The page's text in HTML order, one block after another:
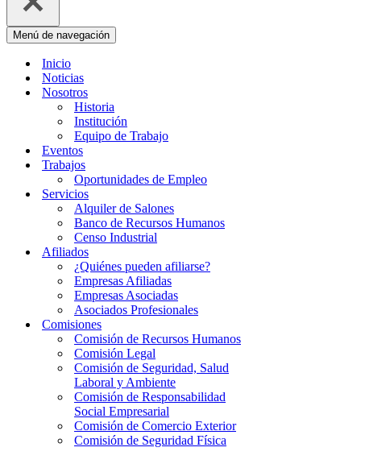
Menú de navegación
Inicio
Noticias
Nosotros
Historia
Institución
Equipo de Trabajo
Eventos
Trabajos
Oportunidades de Empleo
Servicios
Alquiler de Salones
Banco de Recursos Humanos
Censo Industrial
Afiliados
¿Quiénes pueden afiliarse?
Empresas Afiliadas
Empresas Asociadas
Asociados Profesionales
Comisiones
Comisión de Recursos Humanos
Comisión Legal
Comisión de Seguridad, Salud
Laboral y Ambiente
Comisión de Responsabilidad
Social Empresarial
Comisión de Comercio Exterior
Comisión de Seguridad Física